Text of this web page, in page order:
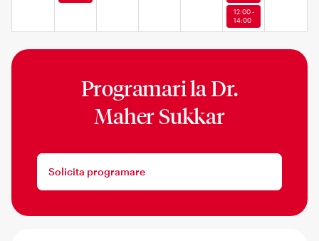
12:00 -
14:00
Programari laDr.
Maher Sukkar
Solicita programare